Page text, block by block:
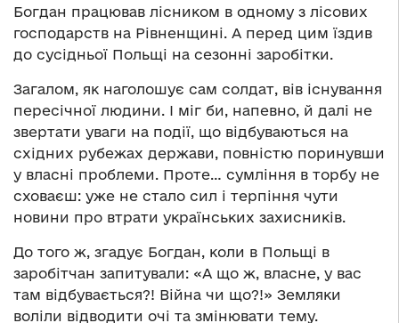
Богдан працював лісником в одному з лісових
господарств на Рівненщині. А перед цим їздив
до сусідньої Польщі на сезонні заробітки.
Загалом, як наголошує сам солдат, вів існування
пересічної людини. І міг би, напевно, й далі не
звертати уваги на події, що відбуваються на
східних рубежах держави, повністю поринувши
у власні проблеми. Проте… сумління в торбу не
сховаєш: уже не стало сил і терпіння чути
новини про втрати українських захисників.
До того ж, згадує Богдан, коли в Польщі в
заробітчан запитували: «А що ж, власне, у вас
там відбувається?! Війна чи що?!» Земляки
воліли відводити очі та змінювати тему.